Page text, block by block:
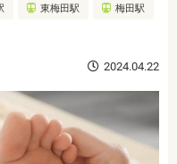
東梅田駅 梅田駅
2024.04.22